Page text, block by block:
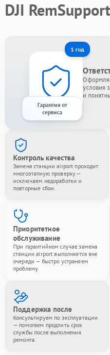
DJI RemSupport
1 год
Гарантия от
сервиса
условия
и
Контроль качества
Замена станции airport проходит
многоэтапную проверку —
исключаем недоработки и
повторные сбои.
Приоритетное
обслуживание
При гарантийном случае замена
станции airport выполняется вне
очереди — быстро устраняем
проблему.
Поддержка после
Консультируем по эксплуатации
— помогаем продлить срок
службы после выполнения
ремонта.